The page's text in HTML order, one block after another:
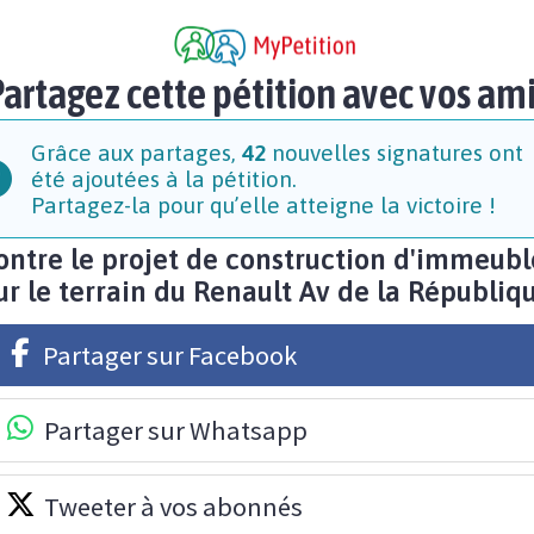
cette pétition avec vos
Grâce aux partages, 42nouvelles signatures ont
été ajoutées à la pétition.
Partagez-la pour qu’elle atteigne la victoire !
le projet de construction
le terrain du Renault Av de la
Partager sur Facebook
Partager sur Whatsapp
Tweeter à vos abonnés